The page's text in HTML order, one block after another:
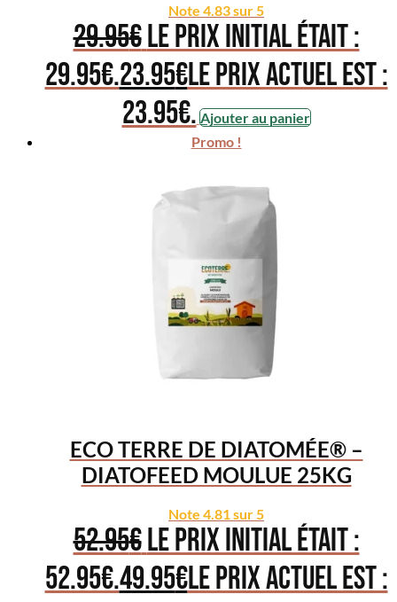
Note 4.83sur 5
29.95€Le prix initial était :
29.95€.23.95€Le prix actuel est :
23.95€. Ajouter au panier
Promo !
ECO TERRE DE DIATOMÉE® –
DIATOFEED MOULUE 25KG
Note 4.81 sur 5
52.95€Le prix initial était :
52.95€.49.95€Le prix actuel est :